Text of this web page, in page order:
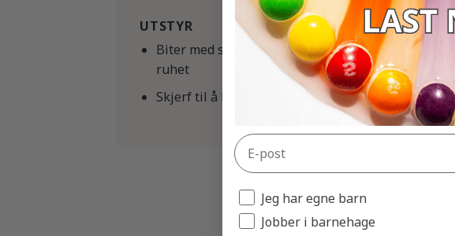
UTSTYR
Biter med sandpapir med ulik
ruhet
Skjerf til å ha foran øynene
Jeg har egne barn
Jobber i barnehage